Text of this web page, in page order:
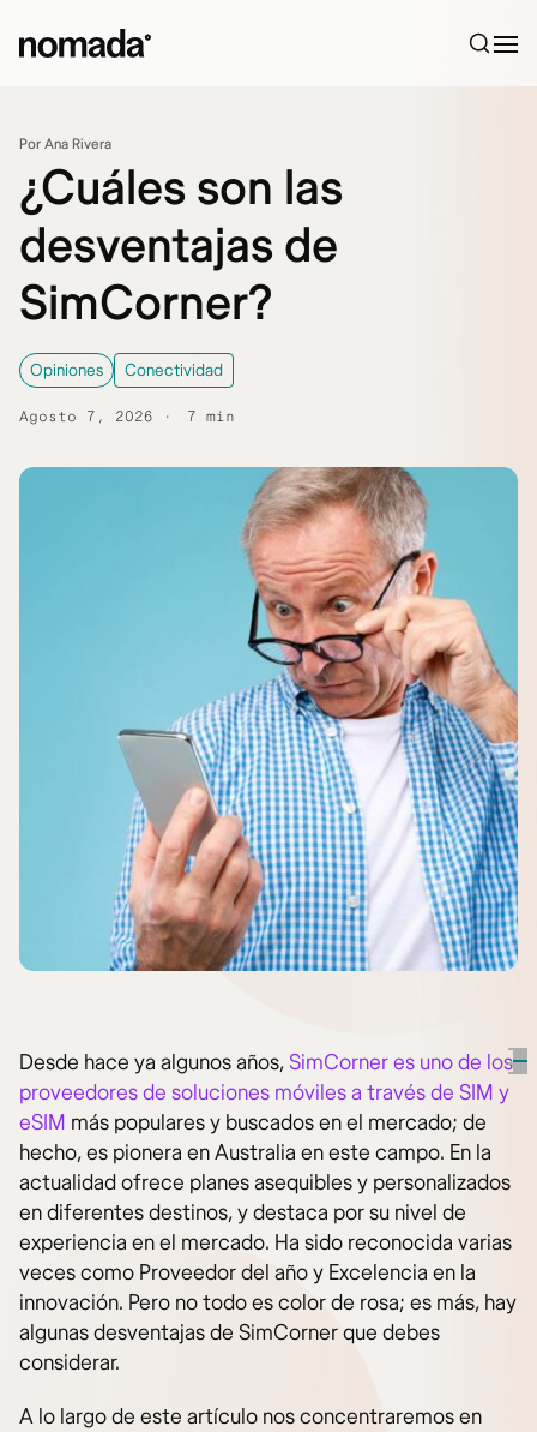
Por Ana Rivera
¿Cuáles son las
desventajas de
SimCorner?
Opiniones Conectividad
Agosto 7, 2026 7 min
Desde hace ya algunos años,SimCorner es uno de los
proveedores de soluciones móviles a través de SIM y
eSIM más populares y buscados en el mercado; de
hecho, es pionera en Australia en este campo. En la
actualidad ofrece planes asequibles y personalizados
en diferentes destinos, y destaca por su nivel de
experiencia en el mercado. Ha sido reconocida varias
veces como Proveedor del año y Excelencia en la
innovación. Pero no todo es color de rosa; es más, hay
algunas desventajas de SimCorner que debes
considerar.
A lo largo de este artículo nos concentraremos en